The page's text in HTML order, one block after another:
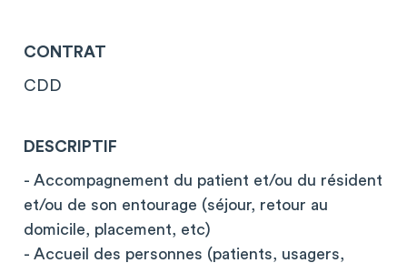
CONTRAT
CDD
DESCRIPTIF
- Accompagnement du patient et/ou du résident
et/ou de son entourage (séjour, retour au
domicile, placement, etc)
- Accueil des personnes (patients, usagers,